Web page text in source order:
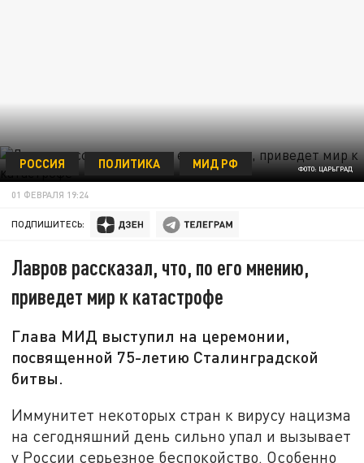
ФОТО: ЦАРЬГРАД
РОССИЯ ПОЛИТИКА МИД РФ
01 ФЕВРАЛЯ 19:24
ПОДПИШИТЕСЬ:
Лавров рассказал, что, по его мнению,
приведет мир к катастрофе
Глава МИД выступил на церемонии,
посвященной 75-летию Сталинградской
битвы.
Иммунитет некоторых стран к вирусу нацизма
на сегодняшний день сильно упал и вызывает
у России серьезное беспокойство. Особенно